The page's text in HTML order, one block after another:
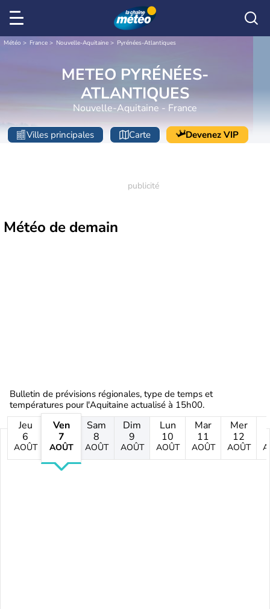
Météo France Nouvelle-Aquitaine Pyrénées-Atlantiques
METEO PYRÉNÉES-
ATLANTIQUES
Nouvelle-Aquitaine - France
Villes principales Carte Devenez VIP
Météo de demain
Bulletin de prévisions régionales, type de temps et
températures pour l'Aquitaine actualisé à 15h00.
Jeu
6
AOÛT
Ven
7
AOÛT
Sam
8
AOÛT
Dim
9
AOÛT
Lun
10
AOÛT
Mar
11
AOÛT
Mer
12
AOÛT